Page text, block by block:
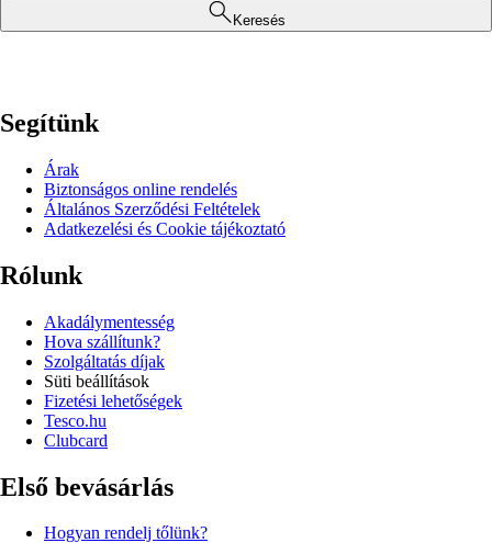
Keresés
Segítünk
Árak
Biztonságos online rendelés
Általános Szerződési Feltételek
Adatkezelési és Cookie tájékoztató
Rólunk
Akadálymentesség
Hova szállítunk?
Szolgáltatás díjak
Süti beállítások
Fizetési lehetőségek
Tesco.hu
Clubcard
Első bevásárlás
Hogyan rendelj tőlünk?